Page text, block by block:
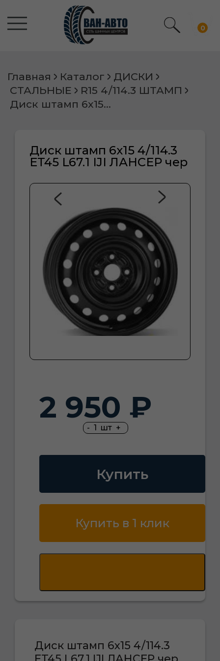
0
Главная Каталог
ДИСКИ
СТАЛЬНЫЕ
R15 4/114.3 ШТАМП
Диск штамп 6х15 4/114.3 ET45 L67.1 IJI ЛАНСЕР чер
Диск штамп 6х15 4/114.3
ET45 L67.1 IJI ЛАНСЕР чер
2 950 ₽
- 1 шт +
Купить
Купить в 1 клик
Диск штамп 6х15 4/114.3